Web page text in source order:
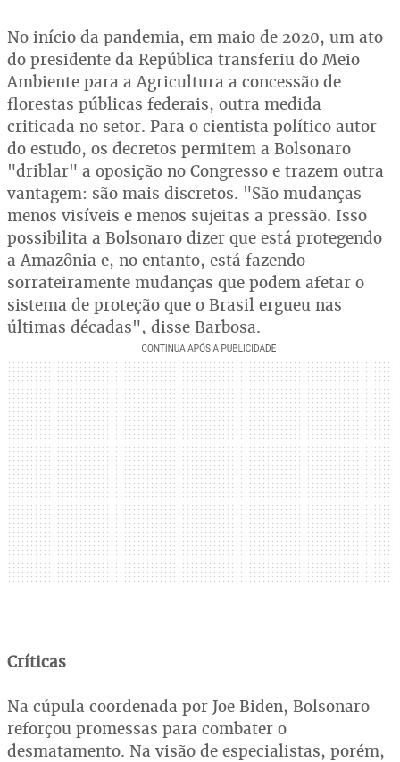
No início da pandemia, em maio de 2020, um ato
do presidente da República transferiu do Meio
Ambiente para a Agricultura a concessão de
florestas públicas federais, outra medida
criticada no setor. Para o cientista político autor
do estudo, os decretos permitem a Bolsonaro
"driblar" a oposição no Congresso e trazem outra
vantagem: são mais discretos. "São mudanças
menos visíveis e menos sujeitas a pressão. Isso
possibilita a Bolsonaro dizer que está protegendo
a Amazônia e, no entanto, está fazendo
sorrateiramente mudanças que podem afetar o
sistema de proteção que o Brasil ergueu nas
últimas décadas", disse Barbosa.
Críticas
Na cúpula coordenada por Joe Biden, Bolsonaro
reforçou promessas para combater o
desmatamento. Na visão de especialistas, porém,